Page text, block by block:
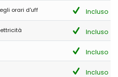
GROTE GROEPEN ALLES IS
RUIMTES
orari d'uff Incluso
Incluso
Incluso
Incluso